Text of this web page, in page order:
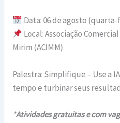
Data: 06 de agosto (quarta-
Local: Associação
Mirim (ACIMM)
Palestra: Simplifique – Use a
tempo e turbinar seus
*Atividades gratuitas e com